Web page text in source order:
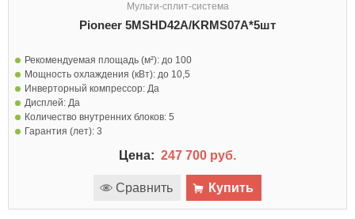
Мульти-сплит-система
Pioneer 5MSHD42A/KRMS07A*5шт
Рекомендуемая площадь (м²): до 100
Мощность охлаждения (кВт): до 10,5
Инверторный компрессор: Да
Дисплей: Да
Количество внутренних блоков: 5
Гарантия (лет): 3
Цена: 247 700 руб.
Сравнить Купить